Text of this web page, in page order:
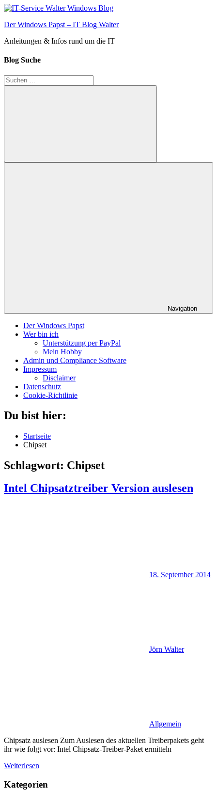
Zum
springen
Der Windows Papst – IT Blog Walter
Anleitungen & Infos rund um die IT
Blog Suche
Suchen
nach:
Suchen
Navigation
Der Windows Papst
Wer bin ich
Unterstützung per PayPal
Mein Hobby
Admin und Compliance Software
Impressum
Disclaimer
Datenschutz
Cookie-Richtlinie
Du bist hier:
Startseite
Chipset
Schlagwort: Chipset
Intel Chipsatztreiber Version auslesen
18. September 2014
Jörn Walter
Allgemein
Chipsatz auslesen Zum Auslesen des aktuellen Treiberpakets geht
ihr wie folgt vor: Intel Chipsatz-Treiber-Paket ermitteln
Weiterlesen
Kategorien